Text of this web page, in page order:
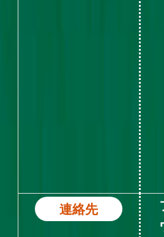
連絡先